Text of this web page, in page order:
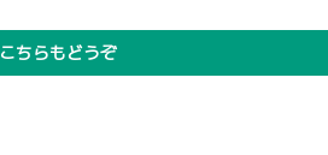
こちらもどうぞ